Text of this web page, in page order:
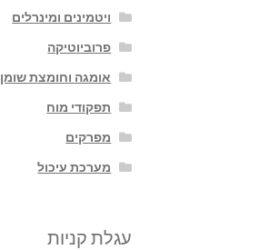
ויטמינים ומינרלים
פרוביוטיקה
אומגה וחומצת שומן
תפקודי מוח
מפרקים
מערכת עיכול
עגלת קניות